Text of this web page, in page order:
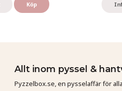
Köp
Allt inom pyssel &
Pyzzelbox.se, en pysselaffär för